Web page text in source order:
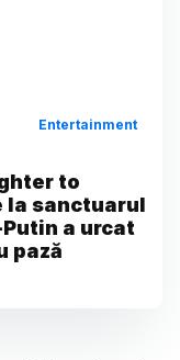
Entertainment
to
la sanctuarul
a urcat
pază